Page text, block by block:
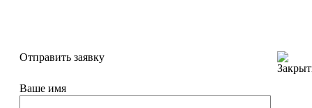
Отправить заявку
Ваше имя